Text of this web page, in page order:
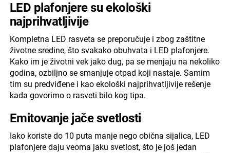
LED plafonjere su ekološki
najprihvatljivije
Kompletna LED rasveta se preporučuje i zbog zaštitne
životne sredine, što svakako obuhvata i LED plafonjere.
Kako im je životni vek jako dug, pa se menjaju na nekoliko
godina, ozbiljno se smanjuje otpad koji nastaje. Samim
tim su predviđene i kao ekološki najprihvatljivije rešenje
kada govorimo o rasveti bilo kog tipa.
Emitovanje jače svetlosti
Iako koriste do 10 puta manje nego obična sijalica, LED
plafonjere daju veoma jaku svetlost, što je još jedan